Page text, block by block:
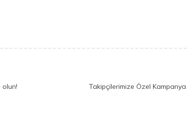
olun! Takipçilerimize Özel